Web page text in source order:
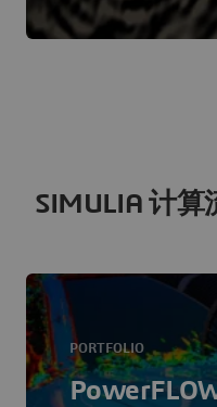
SIMULIA 计算
PORTFOLIO